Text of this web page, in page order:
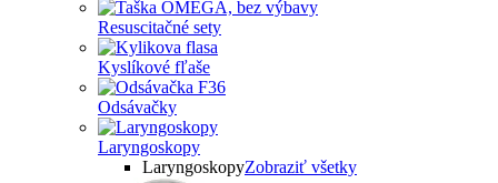
Resuscitačné sety
Kyslíkové fľaše
Odsávačky
Laryngoskopy
LaryngoskopyZobraziť všetky